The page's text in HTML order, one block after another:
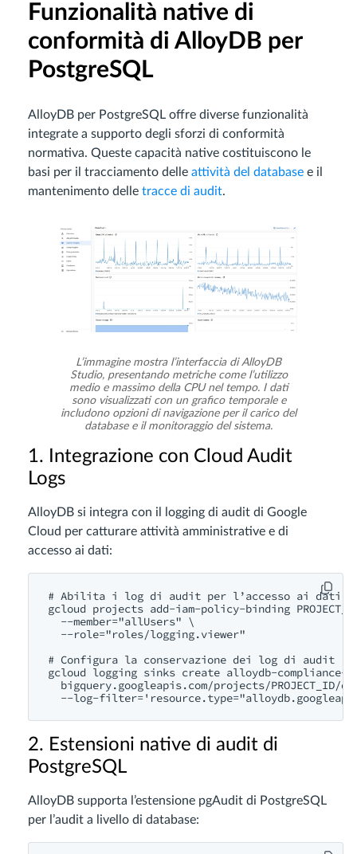
Funzionalità native di
conformità di AlloyDB per
PostgreSQL
AlloyDB per PostgreSQL offre diverse funzionalità
integrate a supporto degli sforzi di conformità
normativa. Queste capacità native costituiscono le
basi per il tracciamento delle attività del database e il
mantenimento delle tracce di audit.
L’immagine mostra l’interfaccia di AlloyDB
Studio, presentando metriche come l’utilizzo
medio e massimo della CPU nel tempo. I dati
sono visualizzati con un grafico temporale e
includono opzioni di navigazione per il carico del
database e il monitoraggio del sistema.
1. Integrazione con Cloud Audit
Logs
AlloyDB si integra con il logging di audit di Google
Cloud per catturare attività amministrative e di
accesso ai dati:
# Abilita i log di audit per l’accesso ai dati
gcloud projects add-iam-policy-binding
  --member="allUsers" \
  --role="roles/logging.viewer"
# Configura la conservazione dei log di audit
gcloud logging sinks create alloydb-compliance-
bigquery.googleapis.com/projects/PROJECT_ID/
2. Estensioni native di audit di
PostgreSQL
AlloyDB supporta l’estensione pgAudit di PostgreSQL
per l’audit a livello di database: